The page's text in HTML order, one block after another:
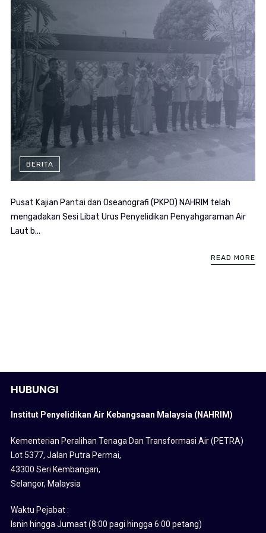
BERITA
Pusat Kajian Pantai dan Oseanografi (PKPO) NAHRIM telah
mengadakan Sesi Libat Urus Penyelidikan Penyahgaraman Air
Laut b...
READ MORE
HUBUNGI
Institut Penyelidikan Air Kebangsaan Malaysia (NAHRIM)
Kementerian Peralihan Tenaga Dan Transformasi Air (PETRA)
Lot 5377, Jalan Putra Permai,
43300 Seri Kembangan,
Selangor, Malaysia
Waktu Pejabat :
Isnin hingga Jumaat (8:00 pagi hingga 6:00 petang)